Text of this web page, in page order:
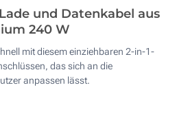
und Datenkabel aus
240 W
mit diesem einziehbaren 2-in-1-
das sich an die
anpassen lässt.